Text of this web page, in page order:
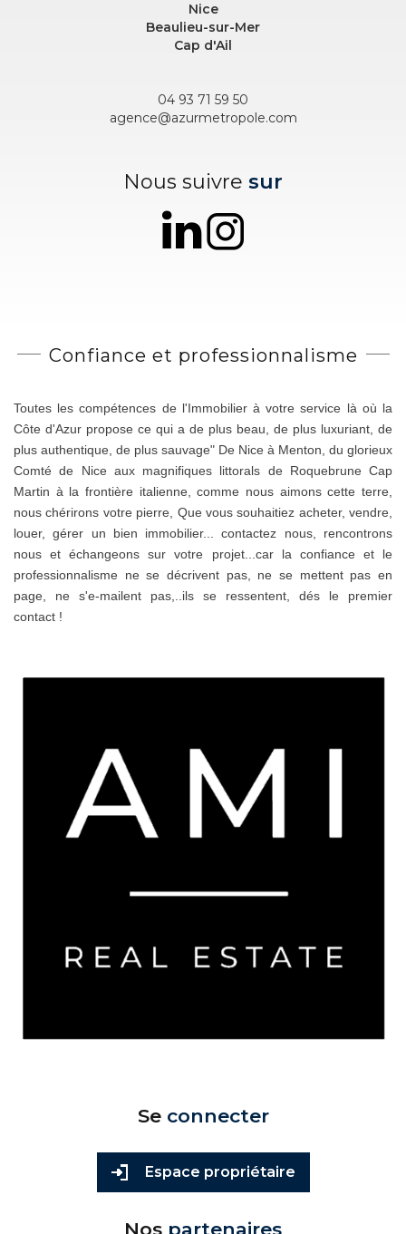
Nice
Beaulieu-sur-Mer
Cap d'Ail
04 93 71 59 50
agence@azurmetropole.com
Nous suivre sur
Confiance et professionnalisme
Toutes les compétences de l'Immobilier à votre service là où la
Côte d'Azur propose ce qui a de plus beau, de plus luxuriant, de
plus authentique, de plus sauvage" De Nice à Menton, du glorieux
Comté de Nice aux magnifiques littorals de Roquebrune Cap
Martin à la frontière italienne, comme nous aimons cette terre,
nous chérirons votre pierre, Que vous souhaitiez acheter, vendre,
louer, gérer un bien immobilier... contactez nous, rencontrons
nous et échangeons sur votre projet...car la confiance et le
professionnalisme ne se décrivent pas, ne se mettent pas en
page, ne s'e-mailent pas,..ils se ressentent, dés le premier
contact !
Se connecter
Espace propriétaire
Nos partenaires